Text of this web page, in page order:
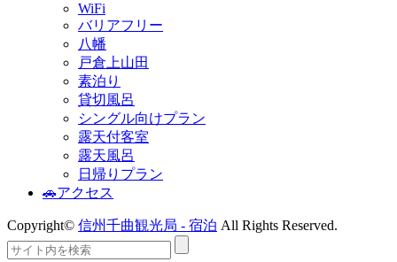
WiFi
バリアフリー
八幡
戸倉上山田
素泊り
貸切風呂
シングル向けプラン
露天付客室
露天風呂
日帰りプラン
🚗アクセス
Copyright© 信州千曲観光局 - 宿泊 All Rights Reserved.